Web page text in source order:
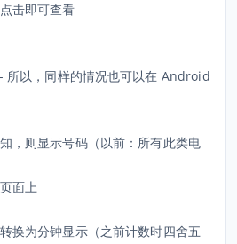
击即可查看
以，同样的情况也可以在 Android
，则显示号码（以前：所有此类电
面上
换为分钟显示（之前计数时四舍五